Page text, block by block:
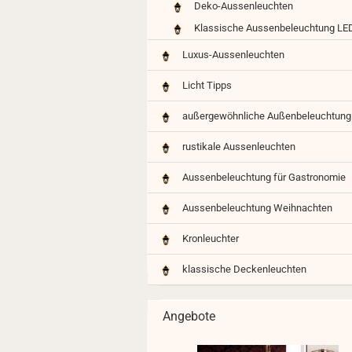
Mini
rustikale Aussenleuchte Kinsale
rustikale Kugelleuchte Glen
rustikale Aussenleuchte Althofen
rustikale Aussenleuchte Kufstein
rustikale Aussenleuchte Bregenz
rustikale Aussenleuchte Kaprun
klassische Kronleuchter
Kristall-Kronleuchter
moderne Kronleuchter
Deko-Aussenleuchten
Klassische Aussenbeleuchtung
Luxus-Aussenleuchten
Licht Tipps
außergewöhnliche Außenbeleuchtung
rustikale Aussenleuchten
Aussenbeleuchtung für Gastronomie
Aussenbeleuchtung Weihnachten
Kronleuchter
klassische Deckenleuchten
Angebote